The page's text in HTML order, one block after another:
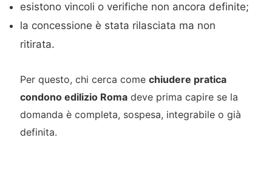
esistono vincoli o verifiche non ancora definite;
la concessione è stata rilasciata ma non
ritirata.
Per questo, chi cerca come chiudere pratica
condono edilizio Romadeve prima capire se la
domanda è completa, sospesa, integrabile o già
definita.